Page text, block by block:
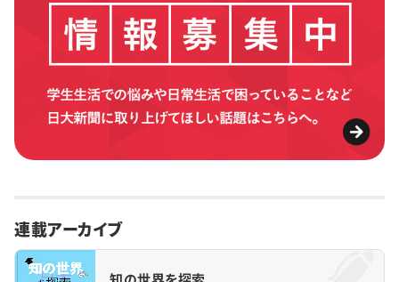
連載アーカイブ